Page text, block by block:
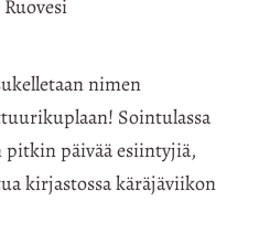
nimen
Sointulassa
pitkin päivää esiintyjiä,
kirjastossa käräjäviikon